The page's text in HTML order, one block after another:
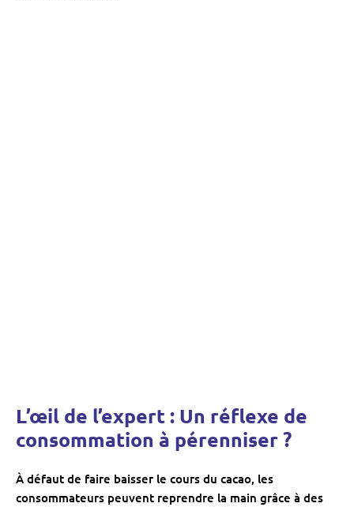
L’œil de l’expert : Un réflexe de
consommation à pérenniser ?
À défaut de faire baisser le cours du cacao, les
consommateurs peuvent reprendre la main grâce à des